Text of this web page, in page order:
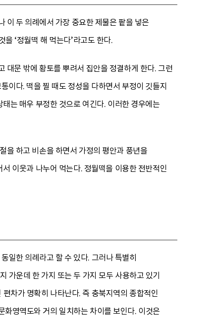
이 두 의례에서 가장 중요한 제물은 팥을 넣은
‘정월떡 해 먹는다’라고도 한다.
대문 밖에 황토를 뿌려서 집안을 정결하게 한다. 그런
이다. 떡을 찔 때도 정성을 다하면서 부정이 깃들지
는 매우 부정한 것으로 여긴다. 이러한 경우에는
을 하고 비손을 하면서 가정의 평안과 풍년을
이웃과 나누어 먹는다. 정월떡을 이용한 전반적인
일한 의례라고 할 수 있다. 그러나 특별히
가운데 한 가지 또는 두 가지 모두 사용하고 있기
차가 명확히 나타난다. 즉 충북지역의 종합적인
영역도와 거의 일치하는 차이를 보인다. 이것은